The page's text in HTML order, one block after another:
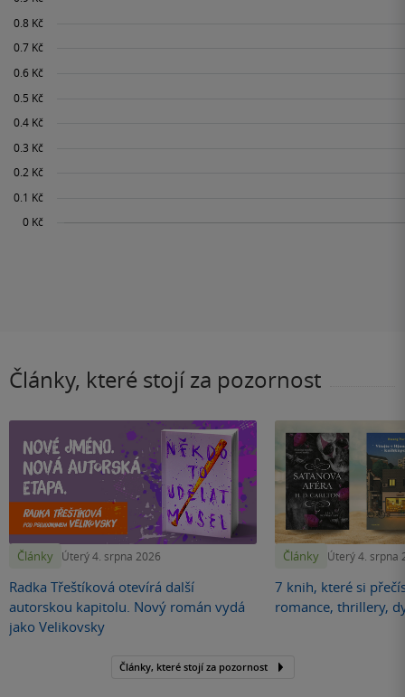
Články, které stojí za pozornost
Články Úterý 4. srpna 2026
Radka Třeštíková otevírá další
autorskou kapitolu. Nový román vydá
jako Velikovsky
Články Úterý 4. srpna
7 knih, které si
romance, thrillery,
Články, které stojí za pozornost